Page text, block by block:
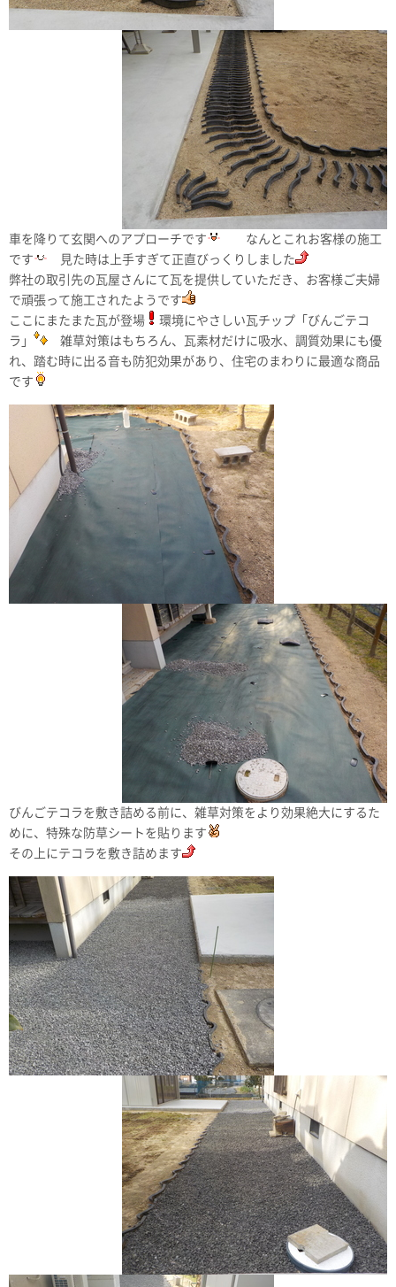
車を降りて玄関へのアプローチです
なんとこれお客様の施工
です
見た時は上手すぎて正直びっくりしました
弊社の取引先の瓦屋さんにて瓦を提供していただき、お客様ご夫婦
で頑張って施工されたようです
ここにまたまた瓦が登場
環境にやさしい瓦チップ「びんごテコ
ラ」
雑草対策はもちろん、瓦素材だけに吸水、調質効果にも優
れ、踏む時に出る音も防犯効果があり、住宅のまわりに最適な商品
です
びんごテコラを敷き詰める前に、雑草対策をより効果絶大にするた
めに、特殊な防草シートを貼ります
その上にテコラを敷き詰めます